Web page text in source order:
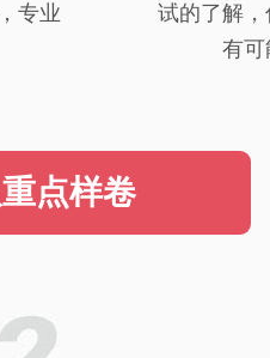
专业
试的了解
有可
点样卷